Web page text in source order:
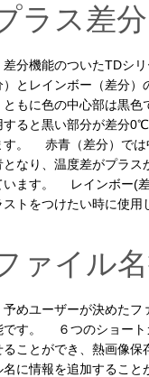
ラス差
分機能のついたTDシ
）とレインボー（差分）
もに色の中心部は黒色
すると黒い部分が差分
す。 赤青（差分）では
となり、温度差がプラス
います。 レインボー(
ストをつけたい時に使用
ァイル
めユーザーが決めたフ
です。 ６つのショート
ることができ、熱画像保
名に情報を追加すること